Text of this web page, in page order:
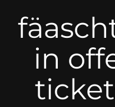
Handicap
in